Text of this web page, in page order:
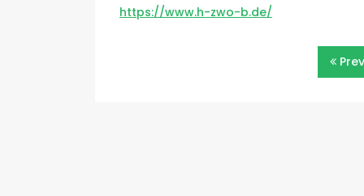
https://www.h-zwo-b.de/
Beitragsnavigation
Prev